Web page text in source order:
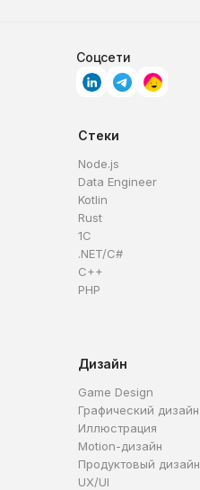
Соцсети
Стеки
Node.js
Data Engineer
Kotlin
Rust
1C
.NET/C#
C++
PHP
Дизайн
Game Design
Графический дизайн
Иллюстрация
Motion-дизайн
Продуктовый дизайн
UX/UI